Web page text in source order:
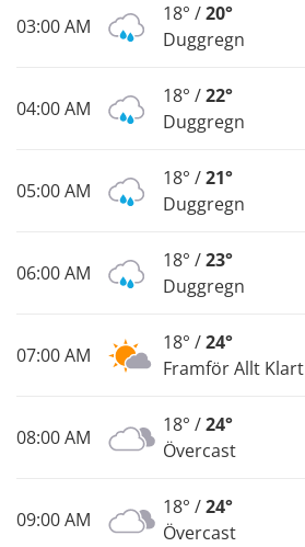
03:00 AM
18° /20°
Duggregn
04:00 AM
18° /22°
Duggregn
05:00 AM
18° /21°
Duggregn
06:00 AM
18° /23°
Duggregn
07:00 AM
18° /24°
Framför Allt Klart
08:00 AM
18° /24°
Övercast
09:00 AM
18° /24°
Övercast